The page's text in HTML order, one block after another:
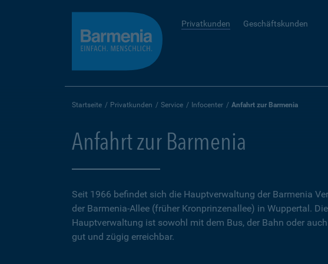
Privatkunden Geschäftskunden
Startseite Privatkunden Service Infocenter Anfahrt zur Barmenia
Anfahrt zur Barmenia
Seit 1966 befindet sich die Hauptverwaltung der Barmenia
der Barmenia-Allee (früher Kronprinzenallee) in Wuppertal. Die
Hauptverwaltung ist sowohl mit dem Bus, der Bahn oder
gut und zügig erreichbar.